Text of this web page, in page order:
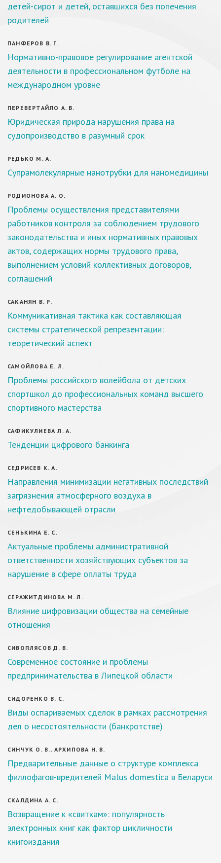
детей-сирот и детей, оставшихся без попечения
родителей
ПАНФЕРОВ В. Г.
Нормативно-правовое регулирование агентской
деятельности в профессиональном футболе на
международном уровне
ПЕРЕВЕРТАЙЛО А. В.
Юридическая природа нарушения права на
судопроизводство в разумный срок
РЕДЬКО М. А.
Супрамолекулярные нанотрубки для наномедицины
РОДИОНОВА А. О.
Проблемы осуществления представителями
работников контроля за соблюдением трудового
законодательства и иных нормативных правовых
актов, содержащих нормы трудового права,
выполнением условий коллективных договоров,
соглашений
САКАНЯН В. Р.
Коммуникативная тактика как составляющая
системы стратегической репрезентации:
теоретический аспект
САМОЙЛОВА Е. Л.
Проблемы российского волейбола от детских
спортшкол до профессиональных команд высшего
спортивного мастерства
САФИКУЛИЕВА Л. А.
Тенденции цифрового банкинга
СЕДРИСЕВ К. А.
Направления минимизации негативных последствий
загрязнения атмосферного воздуха в
нефтедобывающей отрасли
СЕНЬКИНА Е. С.
Актуальные проблемы административной
ответственности хозяйствующих субъектов за
нарушение в сфере оплаты труда
СЕРАЖИТДИНОВА М. Л.
Влияние цифровизации общества на семейные
отношения
СИВОПЛЯСОВ Д. В.
Современное состояние и проблемы
предпринимательства в Липецкой области
СИДОРЕНКО В. С.
Виды оспариваемых сделок в рамках рассмотрения
дел о несостоятельности (банкротстве)
СИНЧУК О. В., АРХИПОВА Н. В.
Предварительные данные о структуре комплекса
филлофагов-вредителей Malus domestica в Беларуси
СКАЛДИНА А. С.
Возвращение к «свиткам»: популярность
электронных книг как фактор цикличности
книгоиздания